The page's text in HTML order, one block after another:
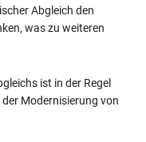
Abgleich den
was zu weiteren
ist in der Regel
Modernisierung von